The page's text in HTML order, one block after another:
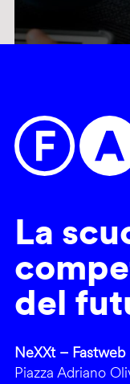
La
del
NeXXt –
Piazza Adriano